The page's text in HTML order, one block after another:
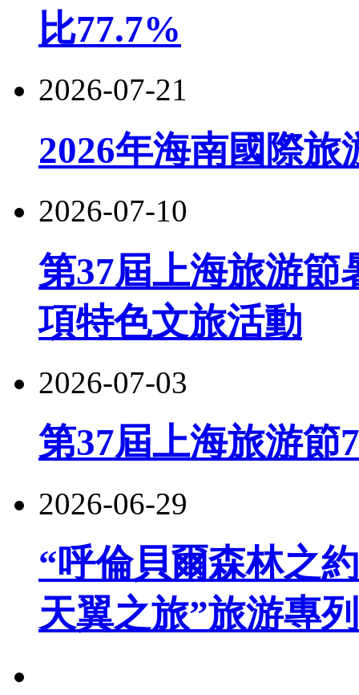
比77.7%
2026-07-21
2026年海南國際
2026-07-10
第37屆上海旅游節
項特色文旅活動
2026-07-03
第37屆上海旅游節
2026-06-29
“呼倫貝爾森林之
天翼之旅”旅游專